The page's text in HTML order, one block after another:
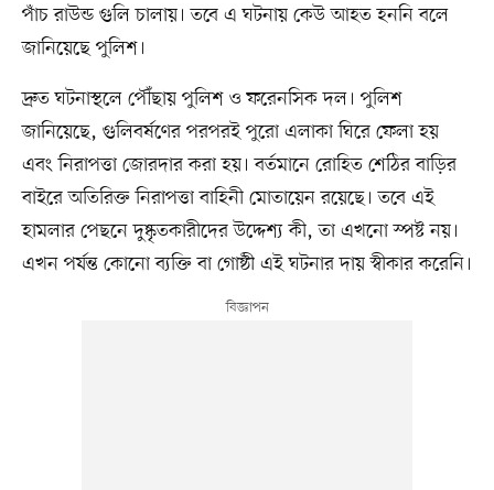
পাঁচ রাউন্ড গুলি চালায়। তবে এ ঘটনায় কেউ আহত হননি বলে
জানিয়েছে পুলিশ।
দ্রুত ঘটনাস্থলে পৌঁছায় পুলিশ ও ফরেনসিক দল। পুলিশ
জানিয়েছে, গুলিবর্ষণের পরপরই পুরো এলাকা ঘিরে ফেলা হয়
এবং নিরাপত্তা জোরদার করা হয়। বর্তমানে রোহিত শেঠির বাড়ির
বাইরে অতিরিক্ত নিরাপত্তা বাহিনী মোতায়েন রয়েছে। তবে এই
হামলার পেছনে দুষ্কৃতকারীদের উদ্দেশ্য কী, তা এখনো স্পষ্ট নয়।
এখন পর্যন্ত কোনো ব্যক্তি বা গোষ্ঠী এই ঘটনার দায় স্বীকার করেনি।